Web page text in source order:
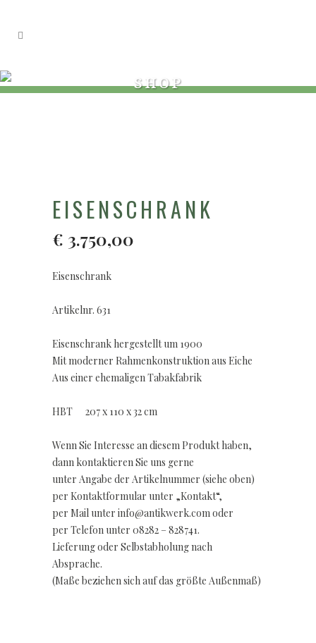
SHOP
EISENSCHRANK
€ 3.750,00
Eisenschrank
Artikelnr. 631
Eisenschrank hergestellt um 1900
Mit moderner Rahmenkonstruktion aus Eiche
Aus einer ehemaligen Tabakfabrik
HBT 207 x 110 x 32 cm
Wenn Sie Interesse an diesem Produkt haben,
dann kontaktieren Sie uns gerne
unter Angabe der Artikelnummer (siehe oben)
per Kontaktformular unter „Kontakt“,
per Mail unter info@antikwerk.com oder
per Telefon unter 08282 – 828741.
Lieferung oder Selbstabholung nach
Absprache.
(Maße beziehen sich auf das größte Außenmaß)